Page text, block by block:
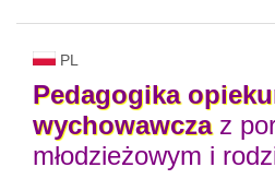
PL
Pedagogika
wychowawczaz
młodzieżowym i